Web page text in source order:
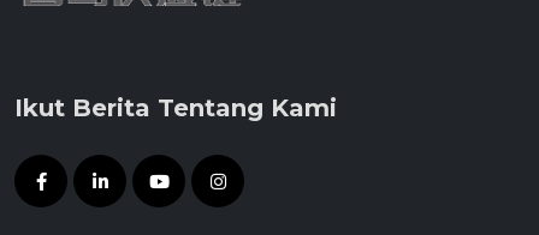
Ikut Berita Tentang Kami